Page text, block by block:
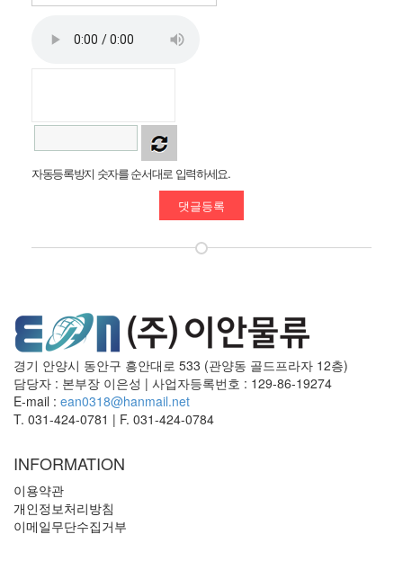
자동등록방지 숫자를 순서대로 입력하세요.
경기 안양시 동안구 흥안대로 533 (관양동 골드프라자 12층)
담당자 : 본부장 이은성 | 사업자등록번호 : 129-86-19274
E-mail : ean0318@hanmail.net
T. 031-424-0781 | F. 031-424-0784
INFORMATION
이용약관
개인정보처리방침
이메일무단수집거부